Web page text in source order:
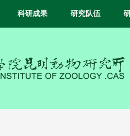
科研成果 研究队伍